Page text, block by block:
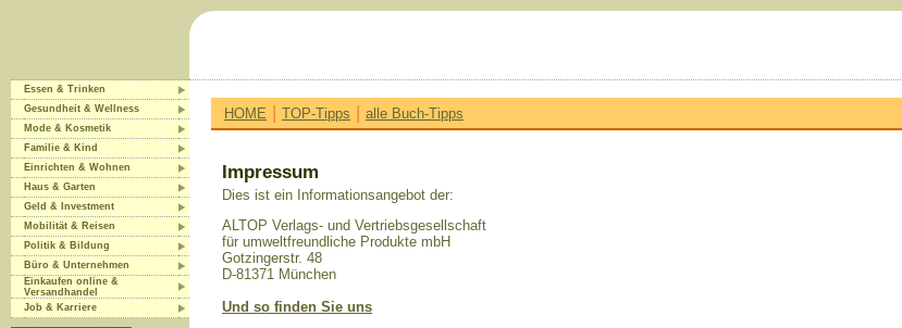
Essen & Trinken
Gesundheit & Wellness
Mode & Kosmetik
Familie & Kind
Einrichten & Wohnen
Haus & Garten
Geld & Investment
Mobilität & Reisen
Politik & Bildung
Büro & Unternehmen
Einkaufen online &
Versandhandel
Job & Karriere
HOME | TOP-Tipps | alle Buch-Tipps
Impressum
Dies ist ein Informationsangebot der:
ALTOP Verlags- und Vertriebsgesellschaft
für umweltfreundliche Produkte mbH
Gotzingerstr. 48
D-81371 München
Und so finden Sie uns